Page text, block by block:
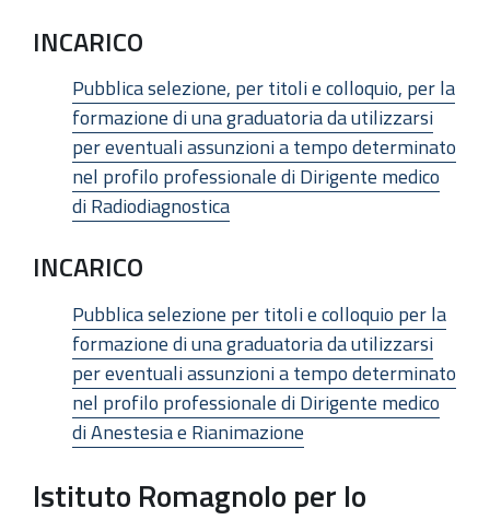
INCARICO
Pubblica selezione, per titoli e colloquio, per la
formazione di una graduatoria da utilizzarsi
per eventuali assunzioni a tempo determinato
nel profilo professionale di Dirigente medico
di Radiodiagnostica
INCARICO
Pubblica selezione per titoli e colloquio per la
formazione di una graduatoria da utilizzarsi
per eventuali assunzioni a tempo determinato
nel profilo professionale di Dirigente medico
di Anestesia e Rianimazione
Istituto Romagnolo per lo